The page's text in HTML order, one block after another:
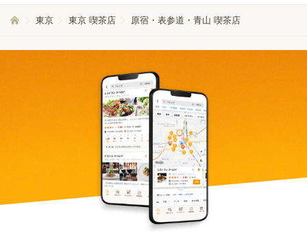
東京 東京 喫茶店 原宿・表参道・青山 喫茶店